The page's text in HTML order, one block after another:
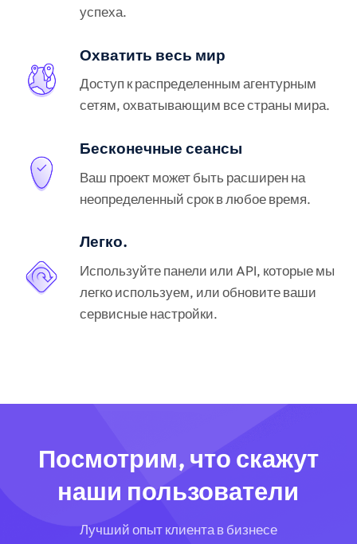
успеха.
Охватить весь мир
Доступ к распределенным агентурным
сетям, охватывающим все страны мира.
Бесконечные сеансы
Ваш проект может быть расширен на
неопределенный срок в любое время.
Легко.
Используйте панели или API, которые мы
легко используем, или обновите ваши
сервисные настройки.
Посмотрим, что скажут
наши пользователи
Лучший опыт клиента в бизнесе